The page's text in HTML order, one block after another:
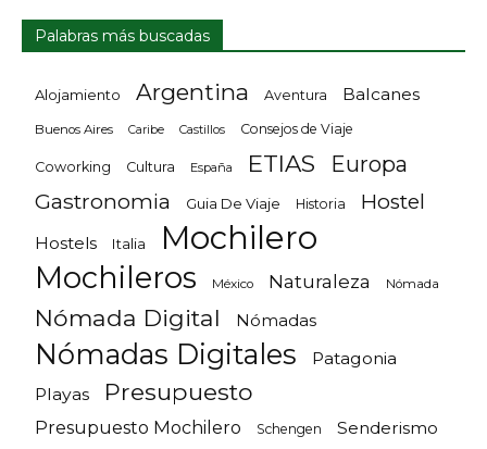
Palabras más buscadas
Alojamiento Argentina Aventura Balcanes
Buenos Aires Caribe Castillos Consejos de Viaje
Coworking Cultura España ETIAS
Europa
Gastronomia
Guia De Viaje Historia Hostel
Hostels Italia Mochilero
Mochileros México Naturaleza Nómada
Nómada Digital Nómadas
Nómadas Digitales
Patagonia
Playas
Presupuesto
Presupuesto Mochilero Schengen Senderismo